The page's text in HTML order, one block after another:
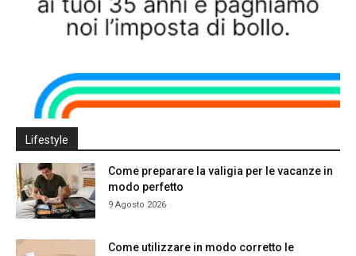
Lifestyle
Come preparare la valigia per le vacanze in
modo perfetto
9 Agosto 2026
Come utilizzare in modo corretto le